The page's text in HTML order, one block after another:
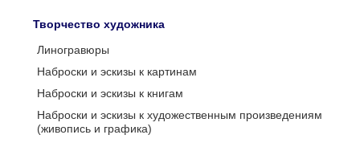
Творчество художника
Линогравюры
Наброски и эскизы к картинам
Наброски и эскизы к книгам
Наброски и эскизы к художественным произведениям
(живопись и графика)